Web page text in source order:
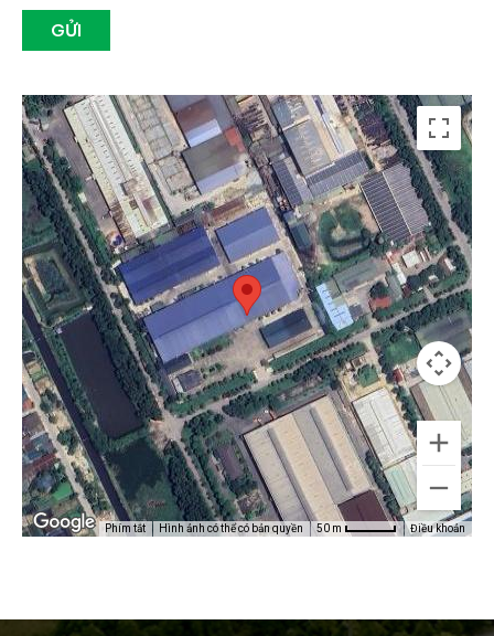
Phím tắt Hình ảnh có thể có bản quyền 50 m Điều khoản